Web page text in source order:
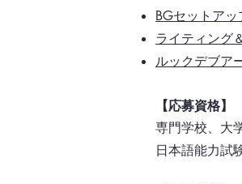
BGセットア
ライティング
ルックデブア
【応募資格】
専門学校、大
日本語能力試